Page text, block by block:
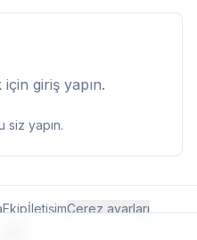
giriş yapın.
siz yapın.
EkipİletişimÇerez ayarları